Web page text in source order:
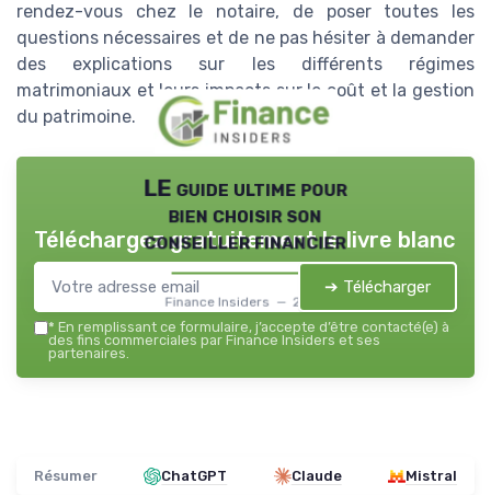
rendez-vous chez le notaire, de poser toutes les
questions nécessaires et de ne pas hésiter à demander
des explications sur les différents régimes
matrimoniaux et leurs impacts sur le coût et la gestion
du patrimoine.
LE guide ultime pour
bien choisir son
conseiller financier
Finance Insiders — 2026
Téléchargez gratuitement le livre blanc
➔ Télécharger
* En remplissant ce formulaire, j’accepte d’être contacté(e) à
des fins commerciales par Finance Insiders et ses
partenaires.
Résumer ChatGPT Claude Mistral